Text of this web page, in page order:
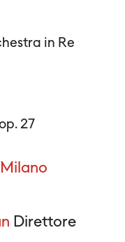
in Re
27
Direttore